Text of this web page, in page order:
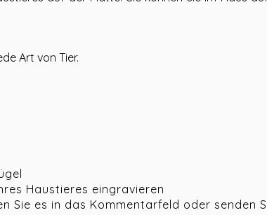
Art von Tier.
Haustieres eingravieren
Sie es in das Kommentarfeld oder senden